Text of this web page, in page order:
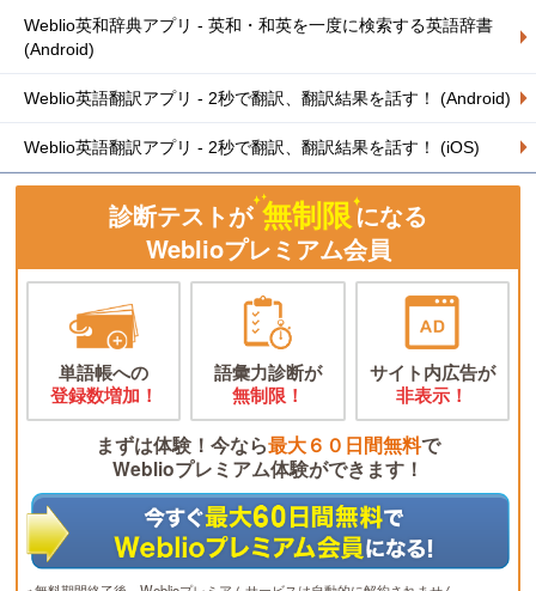
Weblio英和辞典アプリ - 英和・和英を一度に検索する英語辞書
(Android)
Weblio英語翻訳アプリ - 2秒で翻訳、翻訳結果を話す！ (Android)
Weblio英語翻訳アプリ - 2秒で翻訳、翻訳結果を話す！ (iOS)
診断テストが 無制限になる
Weblioプレミアム会員
単語帳への
登録数増加！
語彙力診断が
無制限！
サイト内広告が
非表示！
まずは体験！今なら最大６０日間無料で
Weblioプレミアム体験ができます！